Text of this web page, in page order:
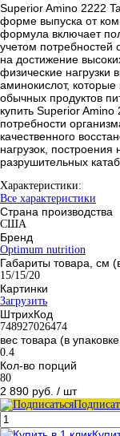
Superior Amino 2222
форме выпуска от
формула включает
учетом потребностей
на достижение
физические нагрузки
аминокислот,
обычных продуктов
купить Superior
потребности
качественного
нагрузок,
разрушительных
Характеристики:
Все характеристики
Страна производства
США
Бренд
Optimum nutrition
Габариты товара, см
15/15/20
Картинки
Загрузить
ШтрихКод
748927026474
вес товара (в
0.4
Кол-во порций
80
2 890 руб. / шт